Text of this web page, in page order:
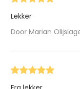
Lekker
Door Marian